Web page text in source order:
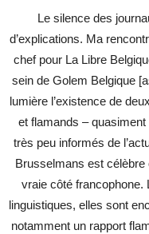
Le silence des
d’explications. Ma
chef pour La Libre
sein de Golem Belgique
lumière l’existence de
et flamands –
très peu informés de
Brusselmans est célèbre
vraie côté francophone.
linguistiques, elles sont
notamment un rapport